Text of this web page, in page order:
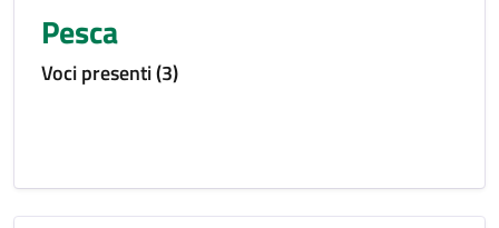
Pesca
Voci presenti (3)